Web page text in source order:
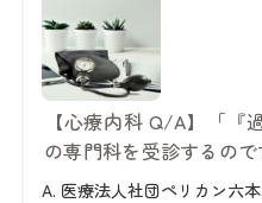
【心療内科 Q/A】「『
の専門科を受診するので
A. 医療法人社団ペリカン六